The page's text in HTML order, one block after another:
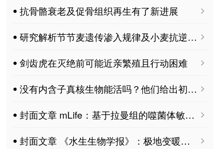
ꔷ 抗骨骼衰老及促骨组织再生有了新进展
ꔷ 研究解析节节麦遗传渗入规律及小麦抗逆关键基因
ꔷ 剑齿虎在灭绝前可能近亲繁殖且行动困难
ꔷ 没有内含子真核生物能活吗？他们给出初步答案
ꔷ 封面文章 mLife：基于拉曼组的噬菌体敏感性快检技术
ꔷ 封面文章 《水生生物学报》：极地变暖，南极磷虾还能存够“过冬粮”吗？